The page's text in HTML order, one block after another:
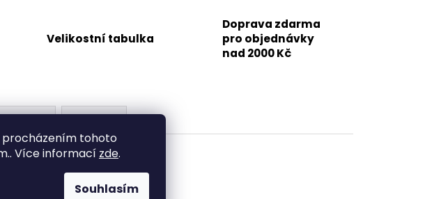
procházením tohoto
Více informací zde.
Souhlasím
Velikostní tabulka
Doprava zdarma
pro objednávky
nad 2000 Kč